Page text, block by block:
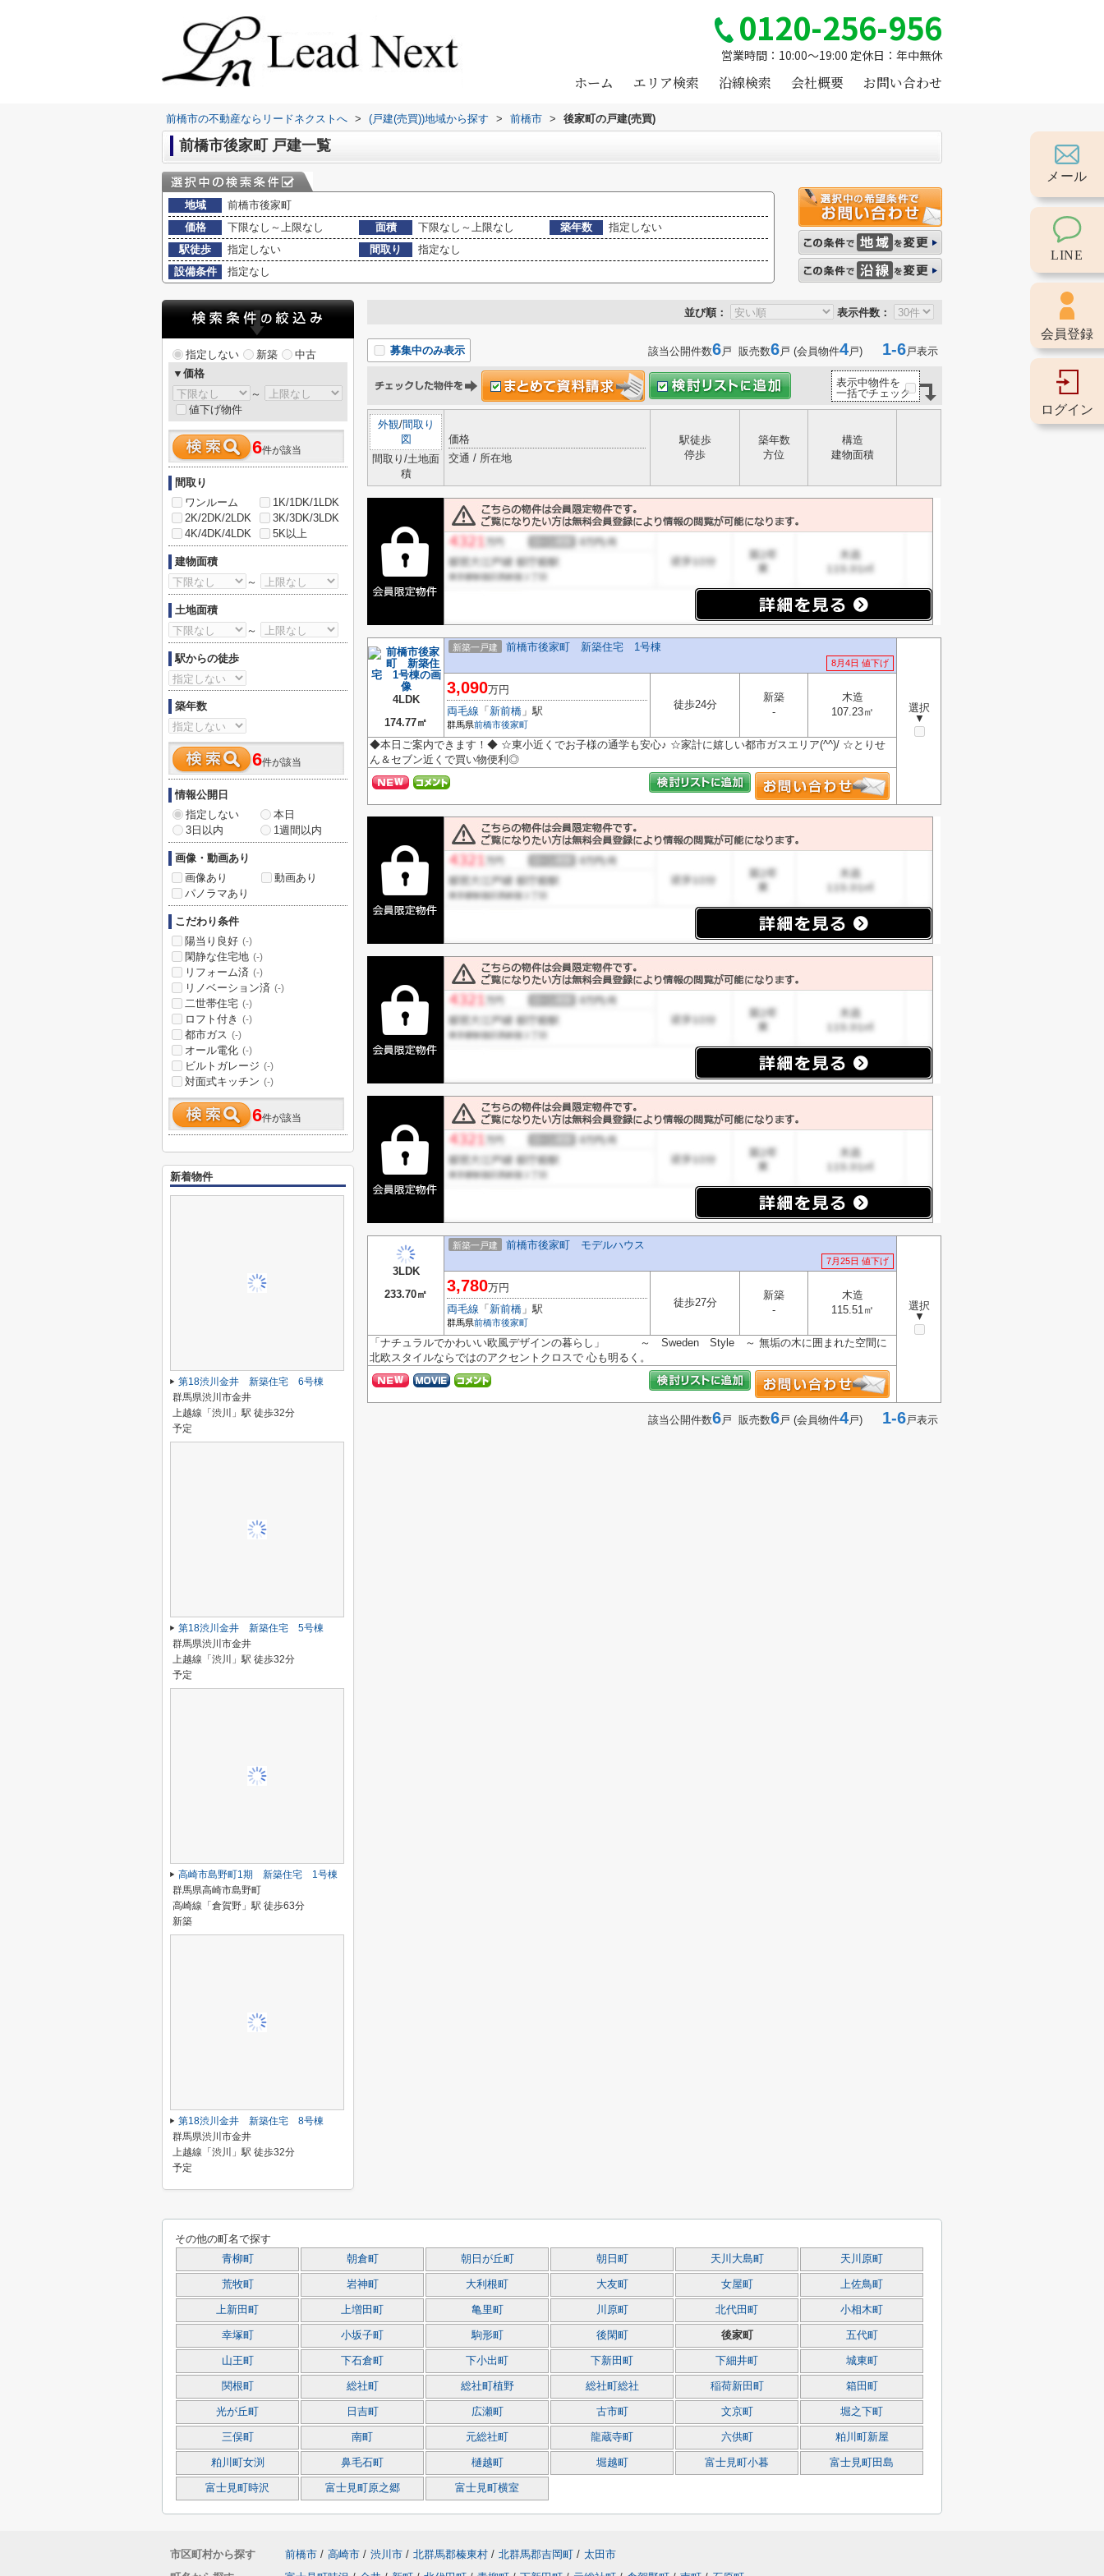
0120-256-956
営業時間：10:00～19:00 定休日：年中無休
ホーム エリア検索 沿線検索 会社概要 お問い合わせ
前橋市の不動産ならリードネクストへ > (戸建(売買))地域から探す > 前橋市 > 後家町の戸建(売買)
前橋市後家町 戸建一覧
地域
前橋市後家町
価格
下限なし～上限なし 面積 下限なし～上限なし 築年数
指定しない
駅徒歩
指定しない 間取り
指定なし
設備条件
指定なし
並び順： 表示件数：
募集中のみ表示 該当公開件数6戸 販売数6戸 (会員物件4戸) 1-6戸表示
表示中物件を
一括でチェック
外観/間取り
図
間取り/土地面
積
価格
交通 / 所在地
駅徒歩
停歩
築年数
方位
構造
建物面積
4LDK
174.77㎡
新築一戸建 前橋市後家町 新築住宅 1号棟
8月4日 値下げ
選択
▼
3,090万円
両毛線 「 新前橋 」駅
群馬県前橋市後家町
徒歩24分
新築
-
木造
107.23㎡
◆本日ご案内できます！◆ ☆東小近くでお子様の通学も安心♪ ☆家計に嬉しい都市ガスエリア(^^)/ ☆とりせ
ん＆セブン近くで買い物便利◎
3LDK
233.70㎡
新築一戸建 前橋市後家町 モデルハウス
7月25日 値下げ
選択
▼
3,780万円
両毛線 「 新前橋 」駅
群馬県前橋市後家町
徒歩27分
新築
-
木造
115.51㎡
「ナチュラルでかわいい欧風デザインの暮らし」 ～ Sweden Style ～ 無垢の木に囲まれた空間に
北欧スタイルならではのアクセントクロスで 心も明るく。
該当公開件数6戸 販売数6戸 (会員物件4戸) 1-6戸表示
指定しない 新築
中古
▼価格
～
値下げ物件
6件が該当
間取り
ワンルーム
1K/1DK/1LDK
2K/2DK/2LDK
3K/3DK/3LDK
4K/4DK/4LDK
5K以上
建物面積
～
土地面積
～
駅からの徒歩
築年数
6件が該当
情報公開日
指定しない
本日
3日以内
1週間以内
画像・動画あり
画像あり
動画あり
パノラマあり
こだわり条件
陽当り良好 (-)
閑静な住宅地 (-)
リフォーム済 (-)
リノベーション済 (-)
二世帯住宅 (-)
ロフト付き (-)
都市ガス (-)
オール電化 (-)
ビルトガレージ (-)
対面式キッチン (-)
6件が該当
新着物件
第18渋川金井 新築住宅 6号棟
群馬県渋川市金井
上越線「渋川」駅 徒歩32分
予定
第18渋川金井 新築住宅 5号棟
群馬県渋川市金井
上越線「渋川」駅 徒歩32分
予定
高崎市島野町1期 新築住宅 1号棟
群馬県高崎市島野町
高崎線「倉賀野」駅 徒歩63分
新築
第18渋川金井 新築住宅 8号棟
群馬県渋川市金井
上越線「渋川」駅 徒歩32分
予定
その他の町名で探す
青柳町 朝倉町 朝日が丘町 朝日町 天川大島町 天川原町
荒牧町 岩神町 大利根町 大友町 女屋町 上佐鳥町
上新田町 上増田町 亀里町 川原町 北代田町 小相木町
幸塚町 小坂子町 駒形町 後閑町 後家町 五代町
山王町 下石倉町 下小出町 下新田町 下細井町 城東町
関根町 総社町 総社町植野 総社町総社 稲荷新田町 箱田町
光が丘町 日吉町 広瀬町 古市町 文京町 堀之下町
三俣町 南町 元総社町 龍蔵寺町 六供町 粕川町新屋
粕川町女渕 鼻毛石町 樋越町 堀越町 富士見町小暮 富士見町田島
富士見町時沢 富士見町原之郷 富士見町横室
市区町村から探す 前橋市 / 高崎市 / 渋川市 / 北群馬郡榛東村 / 北群馬郡吉岡町 / 太田市
メール
LINE
会員登録
ログイン